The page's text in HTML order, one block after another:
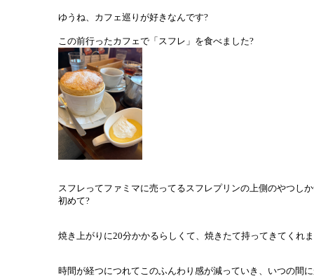
ゆうね、カフェ巡りが好きなんです?
この前行ったカフェで「スフレ」を食べました?
スフレってファミマに売ってるスフレプリンの上側のやつし
初めて?
焼き上がりに20分かかるらしくて、焼きたて持ってきてくれ
時間が経つにつれてこのふんわり感が減っていき、いつの間